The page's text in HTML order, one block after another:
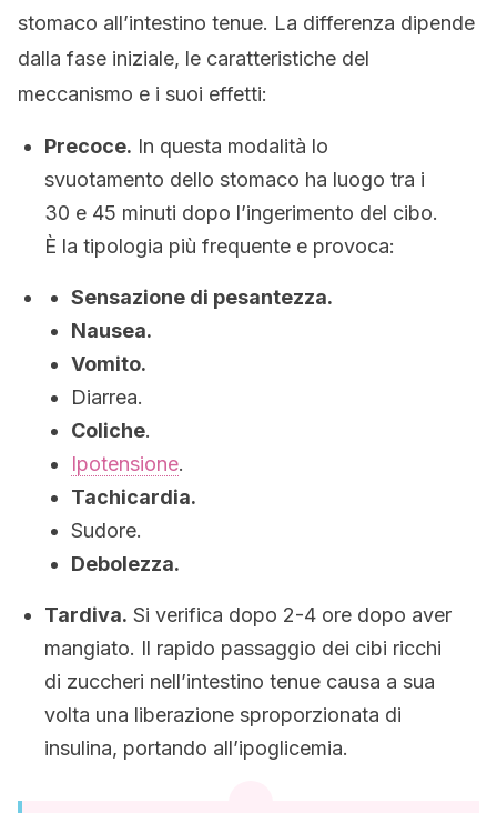
stomaco all’intestino tenue. La differenza dipende
dalla fase iniziale, le caratteristiche del
meccanismo e i suoi effetti:
Precoce. In questa modalità lo
svuotamento dello stomaco ha luogo tra i
30 e 45 minuti dopo l’ingerimento del cibo.
È la tipologia più frequente e provoca:
Sensazione di pesantezza.
Nausea.
Vomito.
Diarrea.
Coliche.
Ipotensione.
Tachicardia.
Sudore.
Debolezza.
Tardiva. Si verifica dopo 2-4 ore dopo aver
mangiato. Il rapido passaggio dei cibi ricchi
di zuccheri nell’intestino tenue causa a sua
volta una liberazione sproporzionata di
insulina, portando all’ipoglicemia.